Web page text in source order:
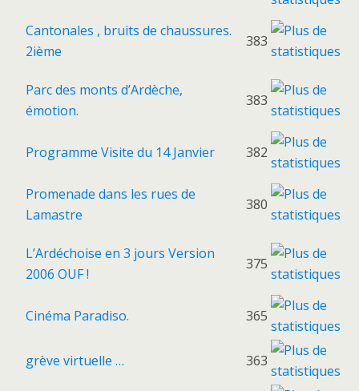
Cantonales , bruits de chaussures.
2ième
383
Parc des monts d’Ardèche,
émotion.
383
Programme Visite du 14 Janvier 382
Promenade dans les rues de
Lamastre
380
L’Ardéchoise en 3 jours Version
2006 OUF !
375
Cinéma Paradiso. 365
grève virtuelle … 363